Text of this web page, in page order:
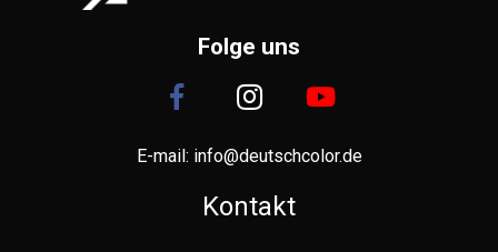
Folge uns
E-mail: info@deutschcolor.de
Kontakt